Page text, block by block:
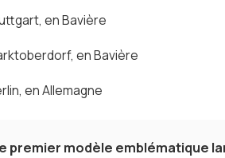
en Bavière
en Bavière
en Allemagne
premier modèle emblématique